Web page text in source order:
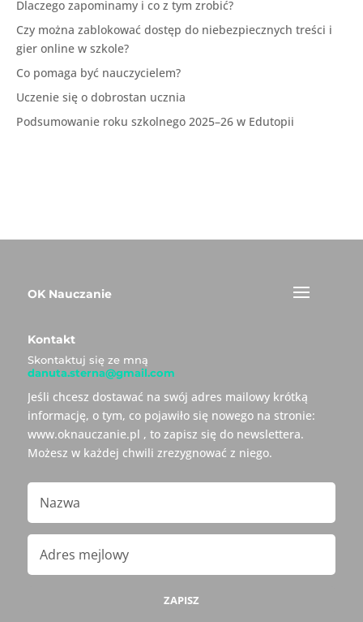
Dlaczego zapominamy i co z tym zrobić?
Czy można zablokować dostęp do niebezpiecznych treści i
gier online w szkole?
Co pomaga być nauczycielem?
Uczenie się o dobrostan ucznia
Podsumowanie roku szkolnego 2025–26 w Edutopii
OK Nauczanie
Kontakt
Skontaktuj się ze mną
danuta.sterna@gmail.com
Jeśli chcesz dostawać na swój adres mailowy krótką
informację, o tym, co pojawiło się nowego na stronie:
www.oknauczanie.pl , to zapisz się do newslettera.
Możesz w każdej chwili zrezygnować z niego.
ZAPISZ